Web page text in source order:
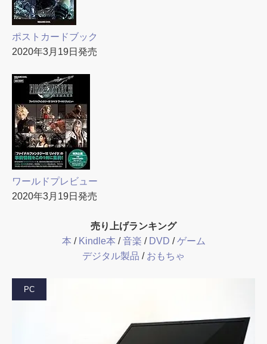
ポストカードブック
2020年3月19日発売
ワールドプレビュー
2020年3月19日発売
売り上げランキング
本 / Kindle本 /音楽 / DVD /ゲーム
デジタル製品 / おもちゃ
PC